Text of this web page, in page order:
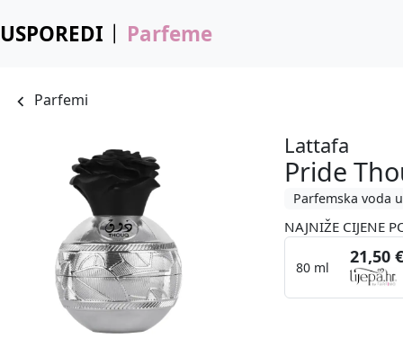
USPOREDI Parfeme
Parfemi
Lattafa
Pride
Parfemska voda
NAJNIŽE CIJENE
80 ml
21,50